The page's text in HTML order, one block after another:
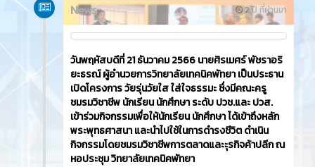
2 ปี ที่ผ่านมา
News
วันพฤหัสบดีที่ 21 ธันวาคม 2566​ นายศิรเมศร์ พัชราอริ
ยะธรณ์ ผู้อำนวยการวิทยาลัยเทคนิคพัทยา เป็นประธาน
เปิดโครงการ วัยรุ่นวัยใส ใส่ใจธรรมะ ซึ่งมีคณะครู
ชมรมวิชาชีพ นักเรียน นักศึกษา ระดับ ปวช.และ ปวส.
เข้าร่วมกิจกรรมเพื่อให้นักเรียน นักศึกษา ได้เข้าถึงหลัก
พระพุทธศาสนา และนำไปใช้ในการดำรงชีวิต ดำเนิน
กิจกรรมโดยชมรมวิชาชีพการตลาดและะุรกิจค้าปลีก ณ
หอประชุม วิทยาลัยเทคนิคพัทยา